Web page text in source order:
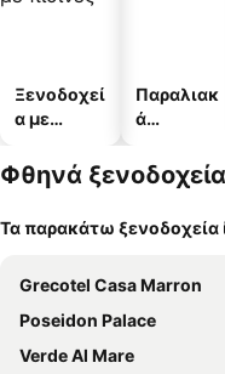
Ξενοδοχεί
α με
Παραλιακ
ά
α
Φθηνά
Τα παρακάτω ξενοδοχεία
Grecotel Casa Marron
Poseidon Palace
Verde Al Mare